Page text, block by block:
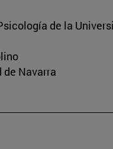
de la
de Navarra